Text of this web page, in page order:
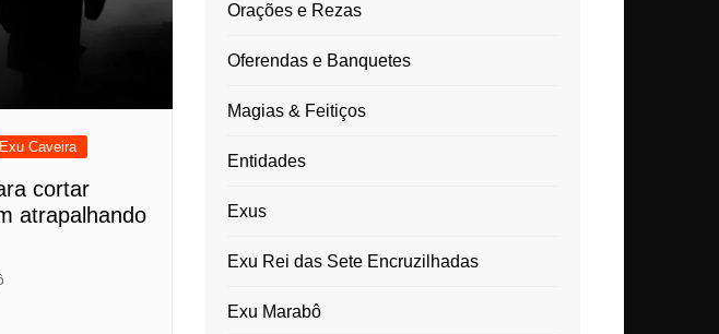
Exu Caveira
cortar
atrapalhando
Orações e Rezas
Oferendas e Banquetes
Magias & Feitiços
Entidades
Exus
Exu Rei das Sete Encruzilhadas
Exu Marabô